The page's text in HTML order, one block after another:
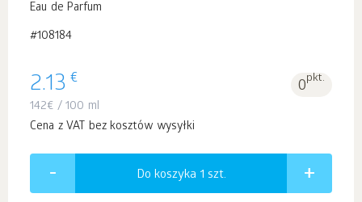
Eau de Parfum
#108184
2.13 € 0pkt.
142€ / 100 ml
Cena z VAT bez kosztów wysyłki
Do koszyka 1 szt.